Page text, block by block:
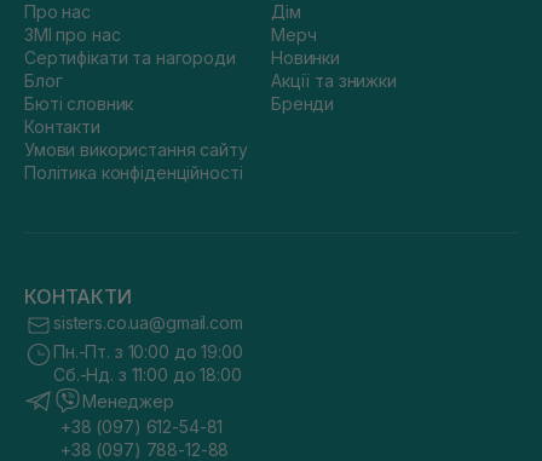
Про нас
ЗМІ про нас
Сертифікати та нагороди
Блог
Бюті словник
Контакти
Умови використання сайту
Політика конфіденційності
Дім
Мерч
Новинки
Акції та знижки
Бренди
КОНТАКТИ
sisters.co.ua@gmail.com
Пн.-Пт. з 10:00 до 19:00
Сб.-Нд. з 11:00 до 18:00
Менеджер
+38 (097) 612-54-81
+38 (097) 788-12-88